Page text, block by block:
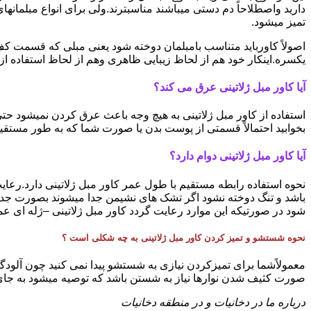
دارید واصطلاحاً دم دستی میباشند مناسبترند.ولی برای انواع
تمیز میشود.
اصولاً کاورباید متناسب بامبلمان دوخته شود یعنی مبلی که
یکسره.اینکار خود هم از لحاظ زیبایی ظاهری وهم از لحاظ
آیا کاور مبل ژلاتینی عرق می کند؟
استفاده از کاور مبل ژلاتینی به هیچ وجه باعث عرق کردن
بخوابید احتمالاً قسمتی از پوست بدن یا صورت شما که به طور
آیا کاور مبل ژلاتینی دوام دارد؟
نحوه استفاده رابطه مستقیم با طول عمر کاور مبل ژلاتینی
باشد و تنگ دوخته نشود اگر تشک های نشیمن جدا میشوند بصورت
شود در صورتیکه این موارد رعایت گردد کاور مبل ژلاتینی –ژله ای
نحوه شستشو و تمیز کردن کاور مبل ژلاتینی به چه شکلی است ؟
معمولاًشما برای تمیزکردن نیازی به شستشو پیدا نمی کنید چون
صورت کثیف شدن نوارها نیاز به شستن باشد که توصیه میشود به
درباره ما در دخانیات و در منطقه دخانیات